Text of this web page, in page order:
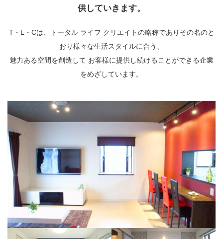
供していきます。
T・L・Cは、トータル ライフ クリエイトの略称でありその名のと
おり様々な生活スタイルに合う、
魅力ある空間を創造して お客様に提供し続けることができる企業
をめざしています。